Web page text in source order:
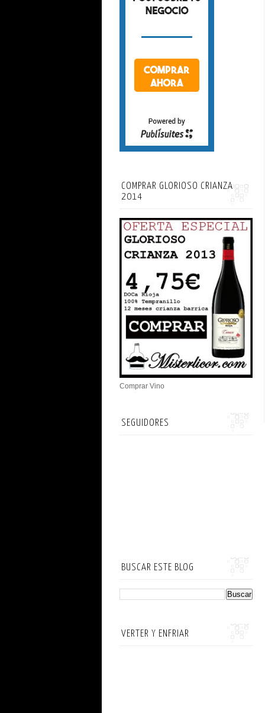
COMPRAR GLORIOSO CRIANZA
2014
Comprar Vino
SEGUIDORES
BUSCAR ESTE BLOG
VERTER Y ENFRIAR